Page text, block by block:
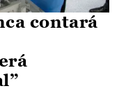
contará